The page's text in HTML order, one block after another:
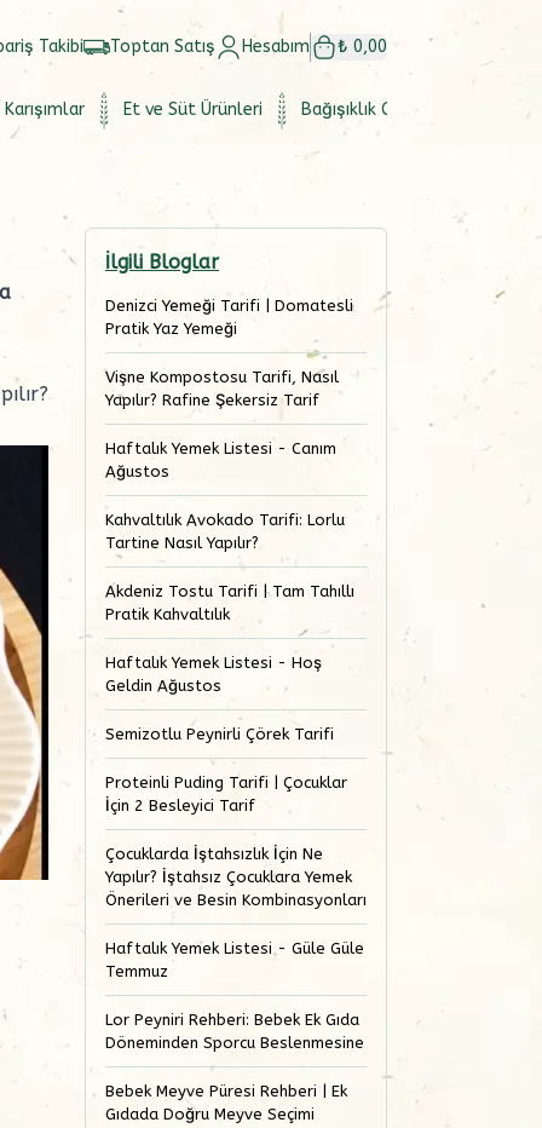
Takibi Toptan Satış Hesabım ₺ 0,00
Karışımlar Et ve Süt Ürünleri Bağışıklık Güçlendirici
İlgili Bloglar
Denizci Yemeği Tarifi | Domatesli
Pratik Yaz Yemeği
Vişne Kompostosu Tarifi, Nasıl
Yapılır? Rafine Şekersiz Tarif
Haftalık Yemek Listesi - Canım
Ağustos
Kahvaltılık Avokado Tarifi: Lorlu
Tartine Nasıl Yapılır?
Akdeniz Tostu Tarifi | Tam Tahıllı
Pratik Kahvaltılık
Haftalık Yemek Listesi - Hoş
Geldin Ağustos
Semizotlu Peynirli Çörek Tarifi
Proteinli Puding Tarifi | Çocuklar
İçin 2 Besleyici Tarif
Çocuklarda İştahsızlık İçin Ne
Yapılır? İştahsız Çocuklara Yemek
Önerileri ve Besin Kombinasyonları
Haftalık Yemek Listesi - Güle Güle
Temmuz
Lor Peyniri Rehberi: Bebek Ek Gıda
Döneminden Sporcu Beslenmesine
Bebek Meyve Püresi Rehberi | Ek
Gıdada Doğru Meyve Seçimi